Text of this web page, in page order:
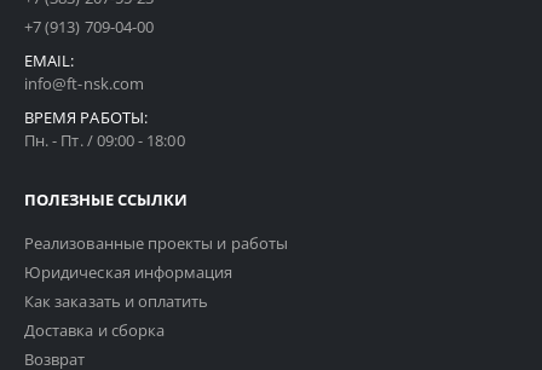
+7 (913) 709-04-00
EMAIL:
info@ft-nsk.com
ВРЕМЯ РАБОТЫ:
Пн. - Пт. / 09:00 - 18:00
ПОЛЕЗНЫЕ ССЫЛКИ
Реализованные проекты и работы
Юридическая информация
Как заказать и оплатить
Доставка и сборка
Возврат